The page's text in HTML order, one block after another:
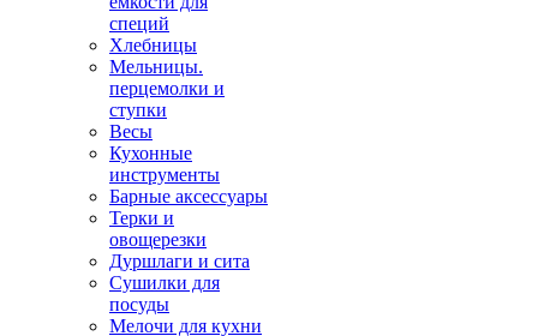
специй
Хлебницы
Мельницы.
перцемолки и
ступки
Весы
Кухонные
инструменты
Барные аксессуары
Терки и
овощерезки
Дуршлаги и сита
Сушилки для
посуды
Мелочи для кухни